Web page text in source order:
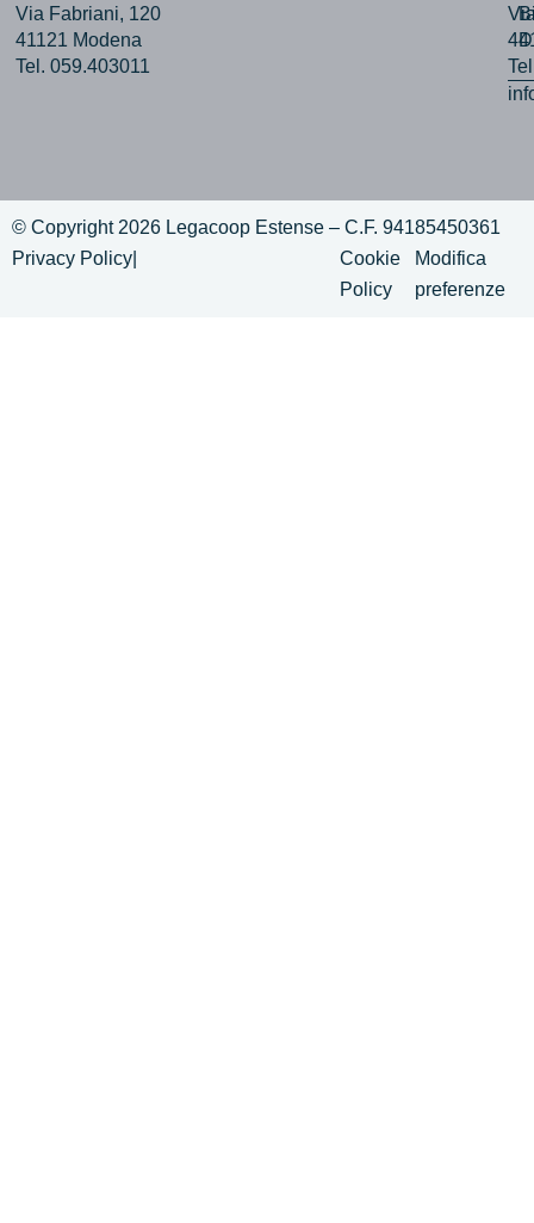
Via Fabriani, 120
41121 Modena
Tel. 059.403011
© Copyright 2026 Legacoop Estense – C.F. 94185450361
Privacy Policy
Cookie
Policy
Modifica
preferenze